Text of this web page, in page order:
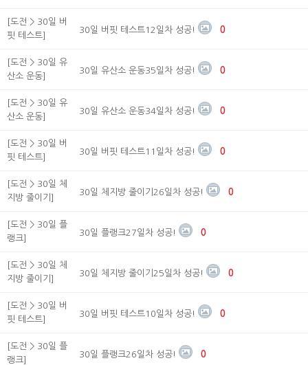
[도전 > 30일 버
핏 테스트]
30일 버핏 테스트12일차 성공! 0
[도전 > 30일 유
산소 운동]
30일 유산소 운동35일차 성공! 0
[도전 > 30일 유
산소 운동]
30일 유산소 운동34일차 성공! 0
[도전 > 30일 버
핏 테스트]
30일 버핏 테스트11일차 성공! 0
[도전 > 30일 체
지방 줄이기]
30일 체지방 줄이기26일차 성공! 0
[도전 > 30일 플
랭크]
30일 플랭크27일차 성공! 0
[도전 > 30일 체
지방 줄이기]
30일 체지방 줄이기25일차 성공! 0
[도전 > 30일 버
핏 테스트]
30일 버핏 테스트10일차 성공! 0
[도전 > 30일 플
랭크]
30일 플랭크26일차 성공! 0